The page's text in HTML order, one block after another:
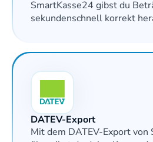
SmartKasse24 gibst du
sekundenschnell korrekt
DATEV-Export
Mit dem DATEV-Export von